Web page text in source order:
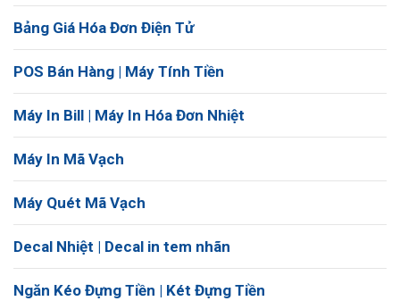
Bảng Giá Hóa Đơn Điện Tử
POS Bán Hàng | Máy Tính Tiền
Máy In Bill | Máy In Hóa Đơn Nhiệt
Máy In Mã Vạch
Máy Quét Mã Vạch
Decal Nhiệt | Decal in tem nhãn
Ngăn Kéo Đựng Tiền | Két Đựng Tiền